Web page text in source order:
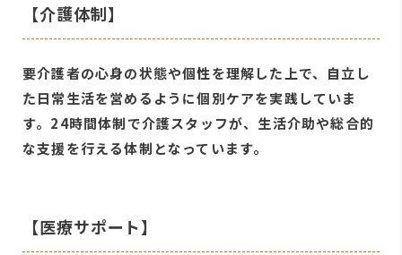
【介護体制】
要介護者の心身の状態や個性を理解した上で、自立し
た日常生活を営めるように個別ケアを実践していま
す。24時間体制で介護スタッフが、生活介助や総合的
な支援を行える体制となっています。
【医療サポート】